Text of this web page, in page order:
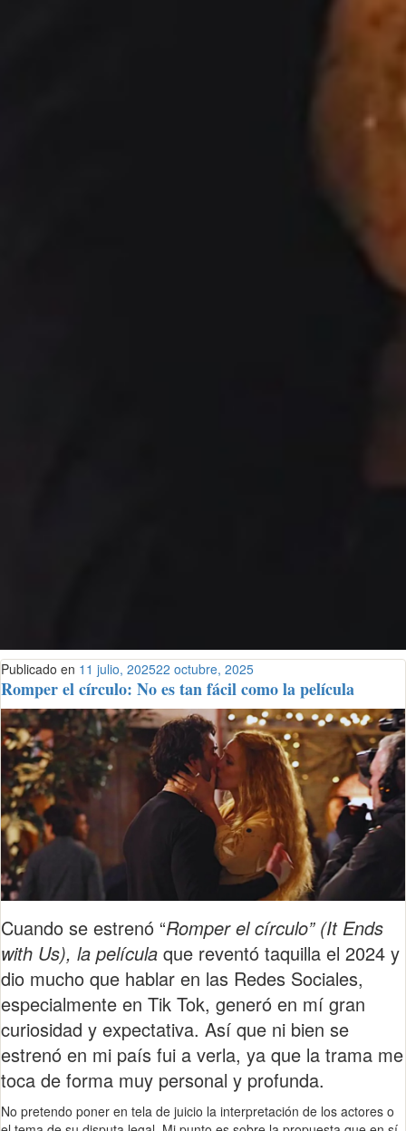
Publicado en 11 julio, 202522 octubre, 2025
Romper el círculo: No es tan fácil como la película
Cuando se estrenó “Romper el círculo” (It Ends
with Us), la película que reventó taquilla el 2024 y
dio mucho que hablar en las Redes Sociales,
especialmente en Tik Tok, generó en mí gran
curiosidad y expectativa. Así que ni bien se
estrenó en mi país fui a verla, ya que la trama me
toca de forma muy personal y profunda.
No pretendo poner en tela de juicio la interpretación de los actores o